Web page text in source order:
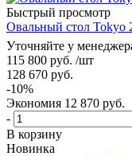
Быстрый просмотр
Овальный стол Tokyo
Уточняйте у
115 800 руб. /шт
128 670 руб.
-10%
Экономия 12 870 руб.
-
В корзину
Новинка